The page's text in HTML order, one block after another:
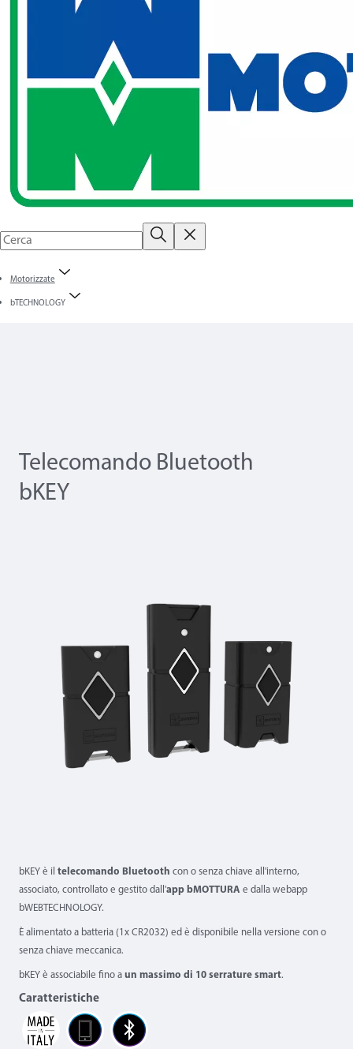
Motorizzate
bTECHNOLOGY
Telecomando Bluetooth
bKEY
bKEY è il telecomando Bluetooth con o senza chiave all'interno,
associato, controllato e gestito dall'app bMOTTURA e dalla webapp
bWEBTECHNOLOGY.
È alimentato a batteria (1x CR2032) ed è disponibile nella versione con o
senza chiave meccanica.
bKEY è associabile fino a un massimo di 10 serrature smart.
Caratteristiche